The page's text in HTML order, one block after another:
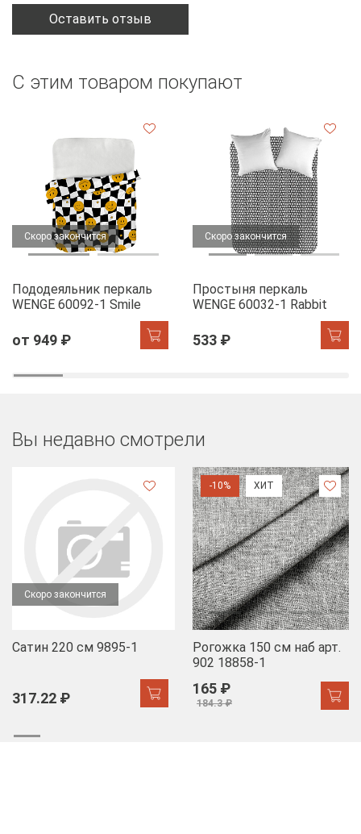
Оставить отзыв
С этим товаром покупают
Скоро закончится
Пододеяльник перкаль
WENGE 60092-1 Smile
от 949 ₽
Скоро закончится
Простыня перкаль
WENGE 60032-1 Rabbit
533 ₽
Вы недавно смотрели
Скоро закончится
Сатин 220 см 9895-1
317.22 ₽
-10% ХИТ
Рогожка 150 см наб арт.
902 18858-1
165 ₽
184.3 ₽